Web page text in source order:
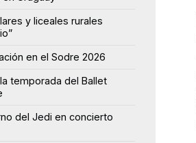
y liceales rurales
en el Sodre 2026
temporada del Ballet
del Jedi en concierto